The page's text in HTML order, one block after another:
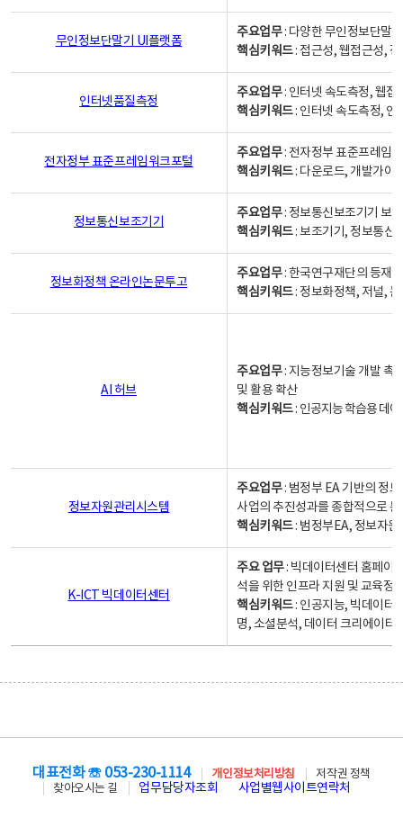
무인정보단말기 UI플랫폼
주요업무: 다양한 무인정보단말
핵심키워드: 접근성, 웹접근성,
인터넷품질측정
주요업무: 인터넷 속도측정, 웹접
핵심키워드: 인터넷 속도측정, 인
전자정부 표준프레임워크포털
주요업무: 전자정부 표준프레임
핵심키워드: 다운로드, 개발가이
정보통신보조기기
주요업무: 정보통신보조기기 보
핵심키워드: 보조기기, 정보통신
정보화정책 온라인논문투고
주요업무: 한국연구재단의 등재
핵심키워드: 정보화정책, 저널,
AI 허브
주요업무: 지능정보기술 개발 촉
및 활용 확산
핵심키워드: 인공지능 학습용 데
정보자원관리시스템
주요업무: 범정부 EA 기반의 정
사업의 추진성과를 종합적으로
핵심키워드: 범정부EA, 정보자
K-ICT 빅데이터센터
주요 업무: 빅데이터센터 홈페이
석을 위한 인프라 지원 및 교육정
핵심키워드: 인공지능, 빅데이터,
명, 소셜분석, 데이터 크리에이터
대표전화 ☏ 053-230-1114 개인정보처리방침
저작권 정책
찾아오시는 길
업무담당자조회 사업별웹사이트연락처